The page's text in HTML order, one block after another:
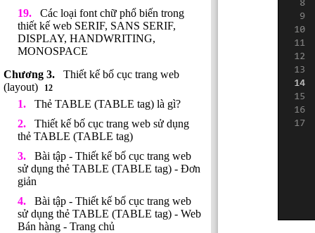
Các loại font chữ phổ biến trong
thiết kế web SERIF, SANS SERIF,
DISPLAY, HANDWRITING,
MONOSPACE
Thiết kế bố cục trang web
(layout)
12
Thẻ TABLE (TABLE tag) là gì?
Thiết kế bố cục trang web sử dụng
thẻ TABLE (TABLE tag)
Bài tập - Thiết kế bố cục trang web
sử dụng thẻ TABLE (TABLE tag) - Đơn
giản
Bài tập - Thiết kế bố cục trang web
sử dụng thẻ TABLE (TABLE tag) - Web
Bán hàng - Trang chủ